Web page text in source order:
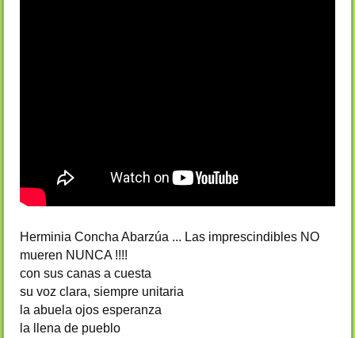
Herminia Concha Abarzúa ... Las imprescindibles NO
mueren NUNCA !!!!
con sus canas a cuesta
su voz clara, siempre unitaria
la abuela ojos esperanza
la llena de pueblo